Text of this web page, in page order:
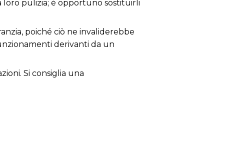
loro pulizia; è opportuno sostituirli
poiché ciò ne invaliderebbe
derivanti da un
Si consiglia una